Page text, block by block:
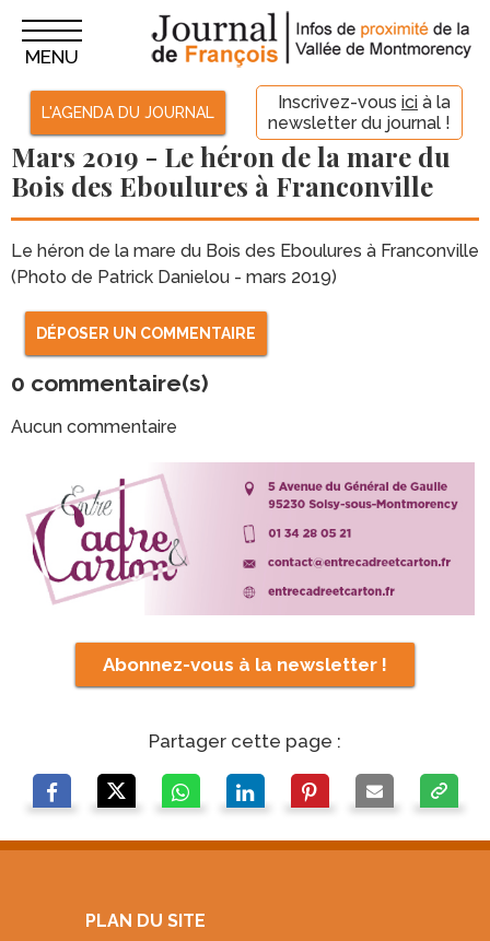
L'AGENDA DU JOURNAL Inscrivez-vous ici à la
newsletter du journal !
MENU
Mars 2019 - Le héron de la mare du
Bois des Eboulures à Franconville
Le héron de la mare du Bois des Eboulures à Franconville
(Photo de Patrick Danielou - mars 2019)
DÉPOSER UN COMMENTAIRE
0 commentaire(s)
Aucun commentaire
Abonnez-vous à la newsletter !
Partager cette page :
PLAN DU SITE